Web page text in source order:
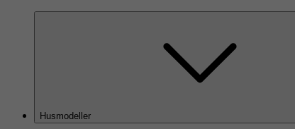
Husmodeller